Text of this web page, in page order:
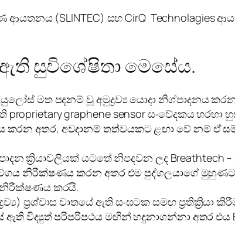
ආයතනය (SLINTEC) සහ CirQ Technolagies
සුවිශේෂිතා මෙසේය.
මත පදනම් වූ අමුද්‍රව්‍ය යොදා නිශ්පාදනය
graphene sensor සංවේදකය
කරන අතර, අවදානම් තත්වයකට ළඟා වේ නම් ඒ
ක්‍රියාවලියක් යටතේ නිපදවන ලද Breathtech –
වේගය නිරීක්ෂණය කරන අතර එම පුද්ගලයාගේ
නිරීක්ෂණය කරයි.
ප්‍රශ්වාස වාතයේ ඇති සංඝටක සමඟ
විද්‍යුත් පරිපරිපථය මඟින් හදුනාගන්නා අතර එය